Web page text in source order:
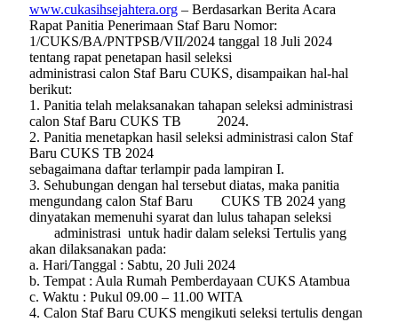
www.cukasihsejahtera.org – Berdasarkan Berita Acara
Rapat Panitia Penerimaan Staf Baru Nomor:
1/CUKS/BA/PNTPSB/VII/2024 tanggal 18 Juli 2024
tentang rapat penetapan hasil seleksi
administrasi calon Staf Baru CUKS, disampaikan hal-hal
berikut:
1. Panitia telah melaksanakan tahapan seleksi administrasi
calon Staf Baru CUKS TB 2024.
2. Panitia menetapkan hasil seleksi administrasi calon Staf
Baru CUKS TB 2024
sebagaimana daftar terlampir pada lampiran I.
3. Sehubungan dengan hal tersebut diatas, maka panitia
mengundang calon Staf Baru CUKS TB 2024 yang
dinyatakan memenuhi syarat dan lulus tahapan seleksi
administrasi untuk hadir dalam seleksi Tertulis yang
akan dilaksanakan pada:
a. Hari/Tanggal : Sabtu, 20 Juli 2024
b. Tempat : Aula Rumah Pemberdayaan CUKS Atambua
c. Waktu : Pukul 09.00 – 11.00 WITA
4. Calon Staf Baru CUKS mengikuti seleksi tertulis dengan